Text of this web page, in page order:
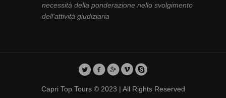
necessità della ponderazione nello svolgimento
dell'attività giudiziaria
Capri Top Tours © 2023 | All Rights Reserved